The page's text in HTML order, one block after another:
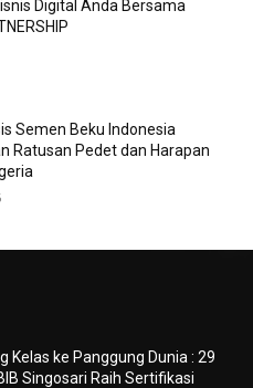
Digital Anda Bersama
Semen Beku Indonesia
Ratusan Pedet dan Harapan
Kelas ke Panggung Dunia : 29
Singosari Raih Sertifikasi